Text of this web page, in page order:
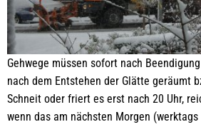
Gehwege müssen sofort nach
nach dem Entstehen der Glätte geräumt
Schneit oder friert es erst nach 20 Uhr,
wenn das am nächsten Morgen